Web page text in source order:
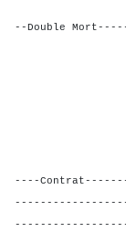
--Double
Sud
P: A
C: A
K:
T: A
----